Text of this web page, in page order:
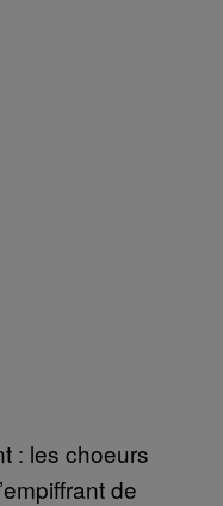
: les choeurs
de